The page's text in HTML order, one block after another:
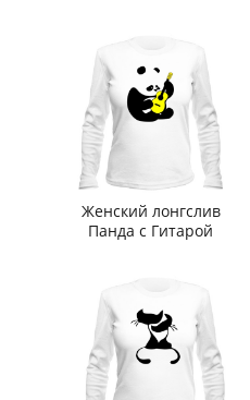
Женский лонгслив
Панда с Гитарой